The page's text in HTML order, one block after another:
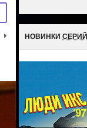
НОВИНКИ СЕРИЙ